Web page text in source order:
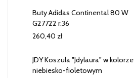
Buty Adidas Continental 80 W
G27722 r.36
260,40 zł
JDY Koszula "Jdylaura" w kolorze
niebiesko-fioletowym